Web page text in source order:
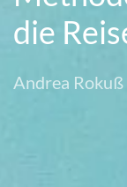
die
Andrea Rokuß